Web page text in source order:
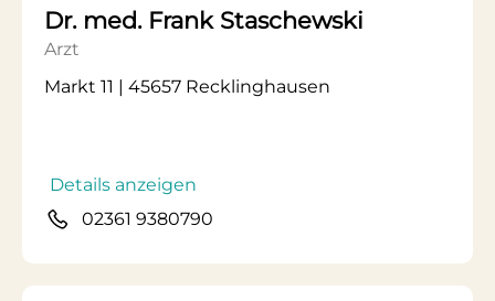
Dr. med. Frank Staschewski
Arzt
Markt 11 | 45657 Recklinghausen
Details anzeigen
02361 9380790